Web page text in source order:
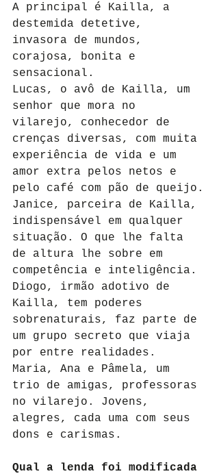
A principal é Kailla, a
destemida detetive,
invasora de mundos,
corajosa, bonita e
sensacional.
Lucas, o avô de Kailla, um
senhor que mora no
vilarejo, conhecedor de
crenças diversas, com muita
experiência de vida e um
amor extra pelos netos e
pelo café com pão de queijo.
Janice, parceira de Kailla,
indispensável em qualquer
situação. O que lhe falta
de altura lhe sobre em
competência e inteligência.
Diogo, irmão adotivo de
Kailla, tem poderes
sobrenaturais, faz parte de
um grupo secreto que viaja
por entre realidades.
Maria, Ana e Pâmela, um
trio de amigas, professoras
no vilarejo. Jovens,
alegres, cada uma com seus
dons e carismas.
Qual a lenda foi modificada